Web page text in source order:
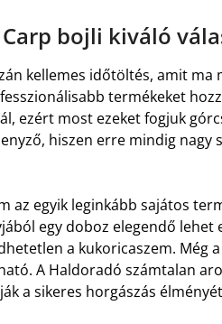
bojli kiváló
kellemes időtöltés, amit
termékeket
ezért most ezeket fogjuk
hiszen erre mindig nagy
az egyik leginkább sajátos
egy doboz elegendő lehet
a kukoricaszem. Még
A Haldoradó számtalan
a sikeres horgászás